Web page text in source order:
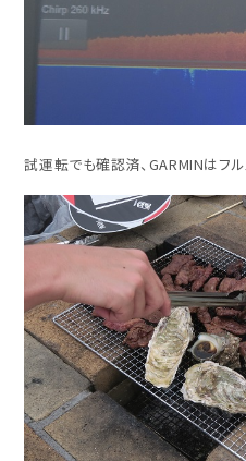
試運転でも確認済、GARMINはフ